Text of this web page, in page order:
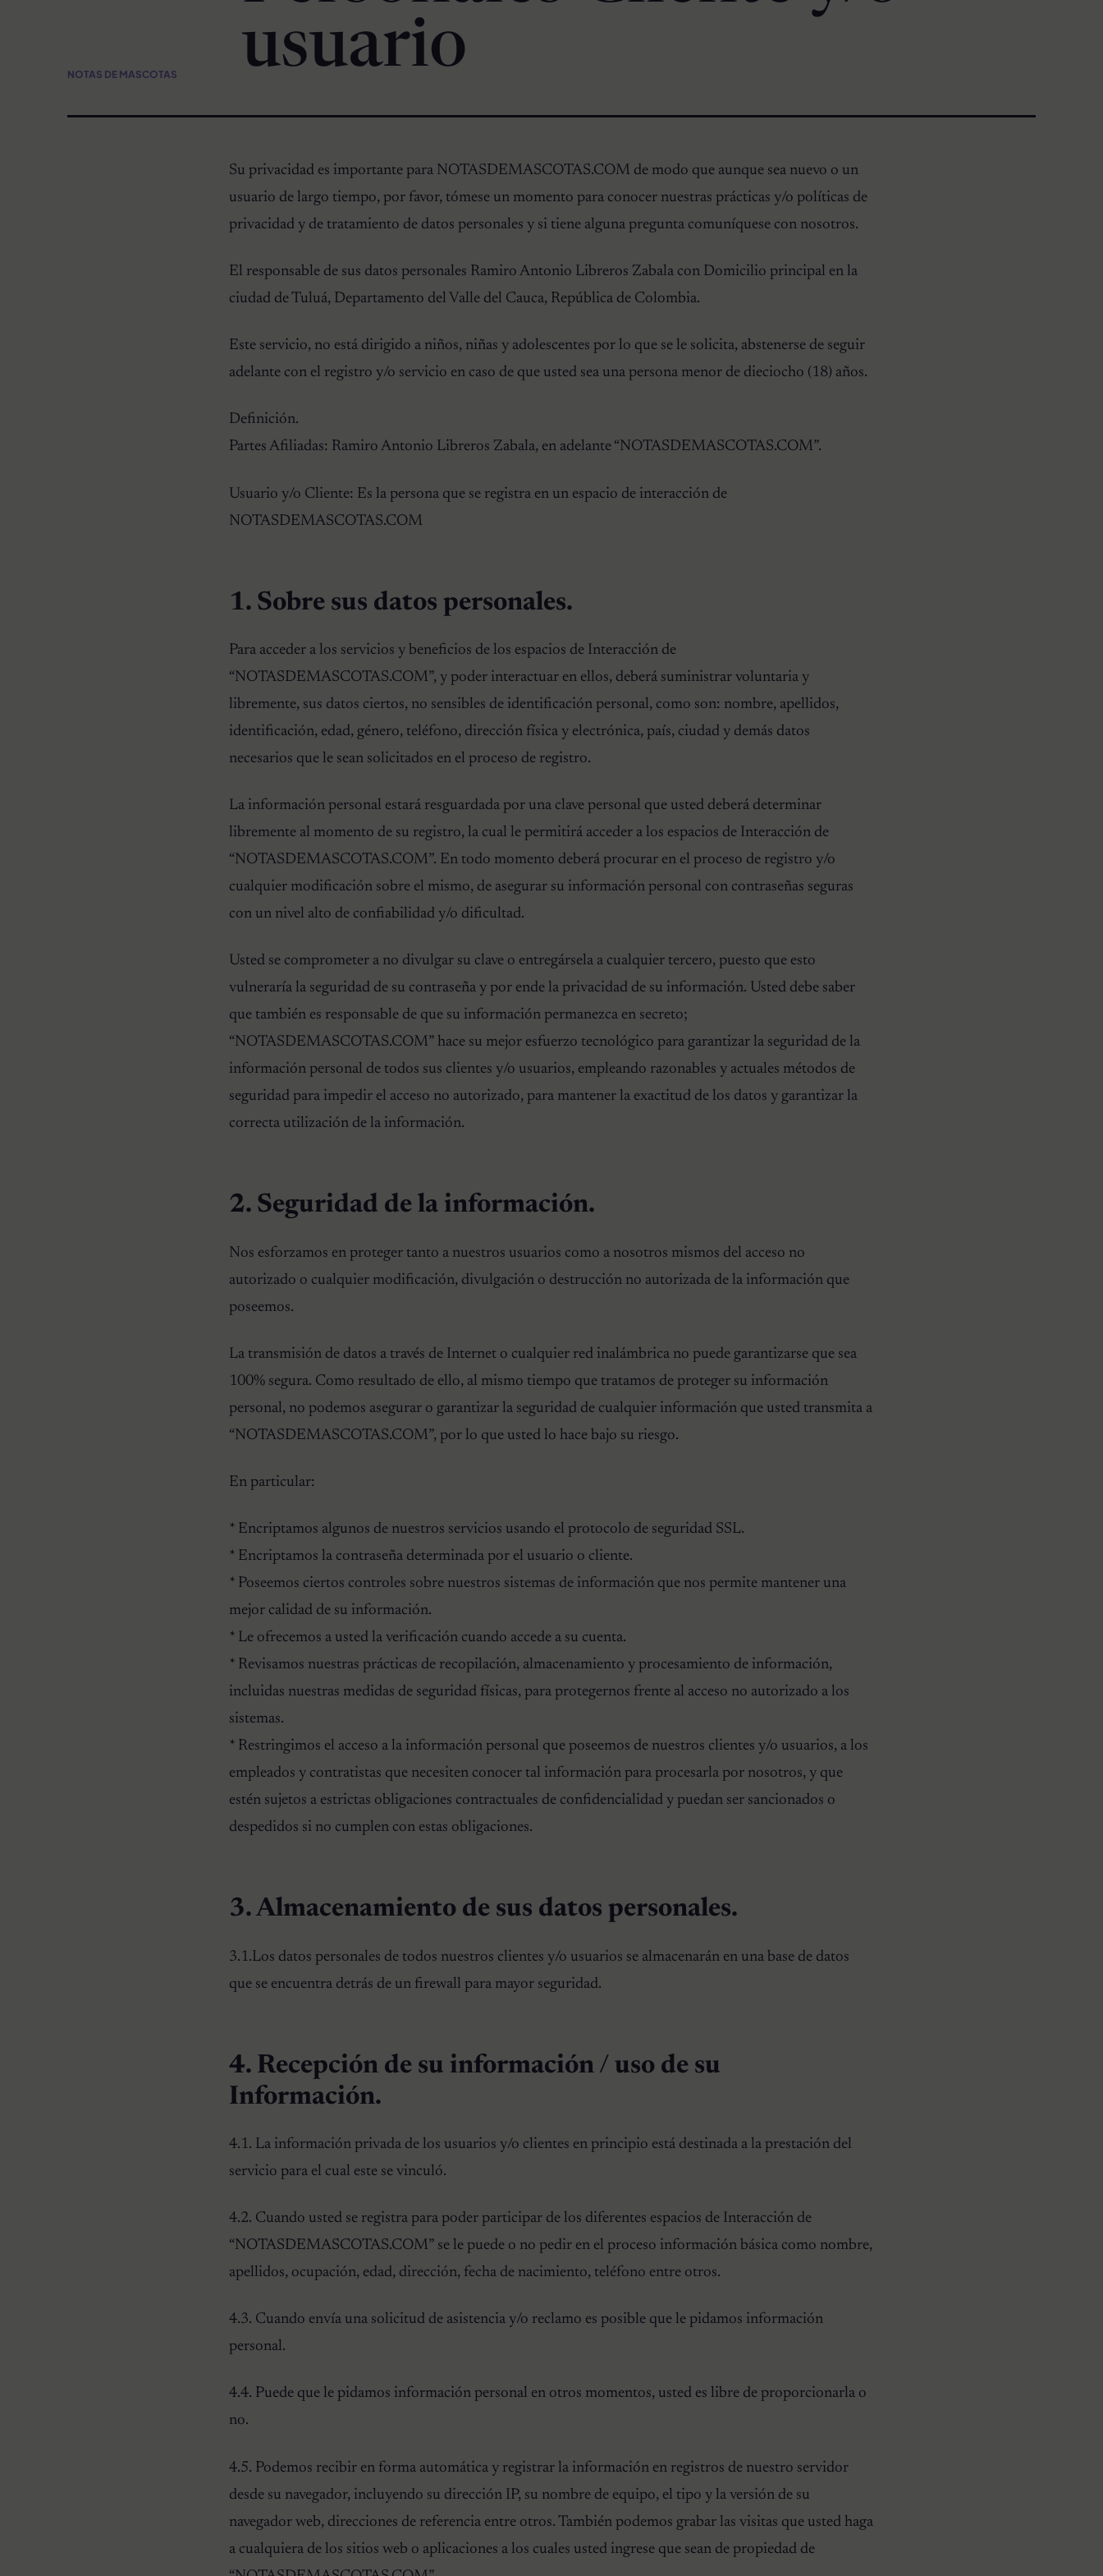
NOTAS DE MASCOTAS
usuario
Su privacidad es importante para NOTASDEMASCOTAS.COM de modo que aunque sea nuevo o un
usuario de largo tiempo, por favor, tómese un momento para conocer nuestras prácticas y/o políticas de
privacidad y de tratamiento de datos personales y si tiene alguna pregunta comuníquese con nosotros.
El responsable de sus datos personales Ramiro Antonio Libreros Zabala con Domicilio principal en la
ciudad de Tuluá, Departamento del Valle del Cauca, República de Colombia.
Este servicio, no está dirigido a niños, niñas y adolescentes por lo que se le solicita, abstenerse de seguir
adelante con el registro y/o servicio en caso de que usted sea una persona menor de dieciocho (18) años.
Definición.
Partes Afiliadas: Ramiro Antonio Libreros Zabala, en adelante “NOTASDEMASCOTAS.COM”.
Usuario y/o Cliente: Es la persona que se registra en un espacio de interacción de
NOTASDEMASCOTAS.COM
1. Sobre sus datos personales.
Para acceder a los servicios y beneficios de los espacios de Interacción de
“NOTASDEMASCOTAS.COM”, y poder interactuar en ellos, deberá suministrar voluntaria y
libremente, sus datos ciertos, no sensibles de identificación personal, como son: nombre, apellidos,
identificación, edad, género, teléfono, dirección física y electrónica, país, ciudad y demás datos
necesarios que le sean solicitados en el proceso de registro.
La información personal estará resguardada por una clave personal que usted deberá determinar
libremente al momento de su registro, la cual le permitirá acceder a los espacios de Interacción de
“NOTASDEMASCOTAS.COM”. En todo momento deberá procurar en el proceso de registro y/o
cualquier modificación sobre el mismo, de asegurar su información personal con contraseñas seguras
con un nivel alto de confiabilidad y/o dificultad.
Usted se comprometer a no divulgar su clave o entregársela a cualquier tercero, puesto que esto
vulneraría la seguridad de su contraseña y por ende la privacidad de su información. Usted debe saber
que también es responsable de que su información permanezca en secreto;
“NOTASDEMASCOTAS.COM” hace su mejor esfuerzo tecnológico para garantizar la seguridad de la
información personal de todos sus clientes y/o usuarios, empleando razonables y actuales métodos de
seguridad para impedir el acceso no autorizado, para mantener la exactitud de los datos y garantizar la
correcta utilización de la información.
2. Seguridad de la información.
Nos esforzamos en proteger tanto a nuestros usuarios como a nosotros mismos del acceso no
autorizado o cualquier modificación, divulgación o destrucción no autorizada de la información que
poseemos.
La transmisión de datos a través de Internet o cualquier red inalámbrica no puede garantizarse que sea
100% segura. Como resultado de ello, al mismo tiempo que tratamos de proteger su información
personal, no podemos asegurar o garantizar la seguridad de cualquier información que usted transmita a
“NOTASDEMASCOTAS.COM”, por lo que usted lo hace bajo su riesgo.
En particular:
* Encriptamos algunos de nuestros servicios usando el protocolo de seguridad SSL.
* Encriptamos la contraseña determinada por el usuario o cliente.
* Poseemos ciertos controles sobre nuestros sistemas de información que nos permite mantener una
mejor calidad de su información.
* Le ofrecemos a usted la verificación cuando accede a su cuenta.
* Revisamos nuestras prácticas de recopilación, almacenamiento y procesamiento de información,
incluidas nuestras medidas de seguridad físicas, para protegernos frente al acceso no autorizado a los
sistemas.
* Restringimos el acceso a la información personal que poseemos de nuestros clientes y/o usuarios, a los
empleados y contratistas que necesiten conocer tal información para procesarla por nosotros, y que
estén sujetos a estrictas obligaciones contractuales de confidencialidad y puedan ser sancionados o
despedidos si no cumplen con estas obligaciones.
3. Almacenamiento de sus datos personales.
3.1.Los datos personales de todos nuestros clientes y/o usuarios se almacenarán en una base de datos
que se encuentra detrás de un firewall para mayor seguridad.
4. Recepción de su información / uso de su
Información.
4.1. La información privada de los usuarios y/o clientes en principio está destinada a la prestación del
servicio para el cual este se vinculó.
4.2. Cuando usted se registra para poder participar de los diferentes espacios de Interacción de
“NOTASDEMASCOTAS.COM” se le puede o no pedir en el proceso información básica como nombre,
apellidos, ocupación, edad, dirección, fecha de nacimiento, teléfono entre otros.
4.3. Cuando envía una solicitud de asistencia y/o reclamo es posible que le pidamos información
personal.
4.4. Puede que le pidamos información personal en otros momentos, usted es libre de proporcionarla o
no.
4.5. Podemos recibir en forma automática y registrar la información en registros de nuestro servidor
desde su navegador, incluyendo su dirección IP, su nombre de equipo, el tipo y la versión de su
navegador web, direcciones de referencia entre otros. También podemos grabar las visitas que usted haga
a cualquiera de los sitios web o aplicaciones a los cuales usted ingrese que sean de propiedad de